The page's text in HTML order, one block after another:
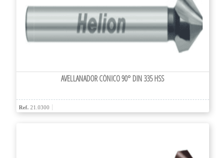
AVELLANADOR CÓNICO 90° DIN 335 HSS
Ref. 21.0300